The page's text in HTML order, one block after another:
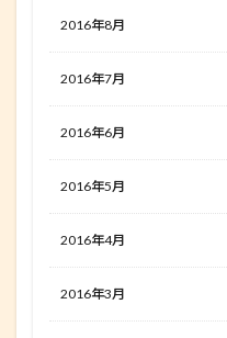
2016年8月
2016年7月
2016年6月
2016年5月
2016年4月
2016年3月